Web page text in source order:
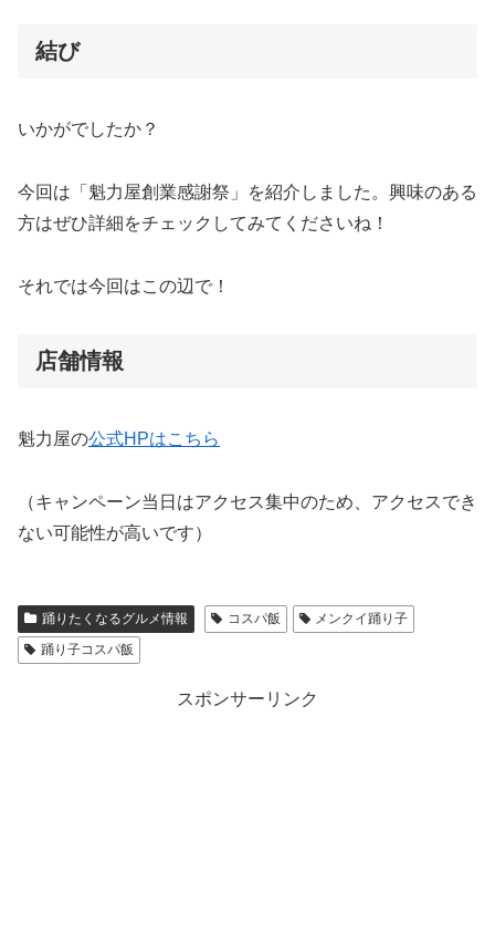
結び
いかがでしたか？
今回は「魁力屋創業感謝祭」を紹介しました。興味のある
方はぜひ詳細をチェックしてみてくださいね！
それでは今回はこの辺で！
店舗情報
魁力屋の公式HPはこちら
（キャンペーン当日はアクセス集中のため、アクセスでき
ない可能性が高いです）
踊りたくなるグルメ情報 コスパ飯
メンクイ踊り子
踊り子コスパ飯
スポンサーリンク